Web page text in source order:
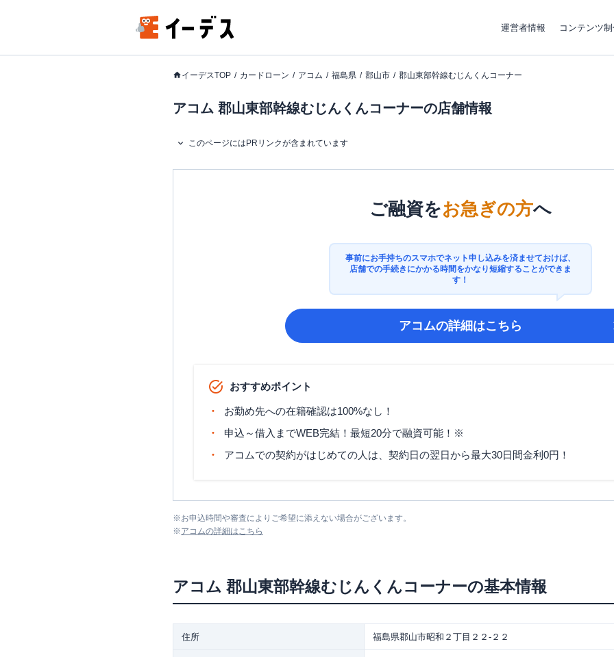
運営者情報 コンテンツ
イーデスTOP カードローン アコム 福島県 郡山市 郡山東部幹線むじんくんコーナー
アコム 郡山東部幹線むじんくんコーナーの店舗情報
このページにはPRリンクが含まれています
ご融資をお急ぎの方へ
事前にお手持ちのスマホでネット申し込みを済ませておけば、
店舗での手続きにかかる時間をかなり短縮することができま
す！
アコムの詳細はこちら
おすすめポイント
お勤め先への在籍確認は100%なし！
申込～借入までWEB完結！最短20分で融資可能！※
アコムでの契約がはじめての人は、契約日の翌日から最大30日間金利0円！
※お申込時間や審査によりご希望に添えない場合がございます。
※アコムの詳細はこちら
アコム 郡山東部幹線むじんくんコーナーの基本情報
住所 福島県郡山市昭和２丁目２２-２２